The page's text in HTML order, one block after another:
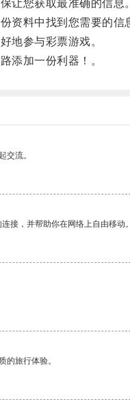
您获取最准确的信息。
料中找到您需要的信
参与彩票游戏。
加一份利器！。
交流。
接，并帮助你在网络上自由移动。
的旅行体验。